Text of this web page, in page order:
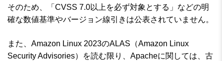
そのため、「CVSS 7.0以上を必ず対象とする」などの明
確な数値基準やバージョン線引きは公表されていません。
また、Amazon Linux 2023のALAS（Amazon Linux
Security Advisories）を読む限り、Apacheに関しては、古